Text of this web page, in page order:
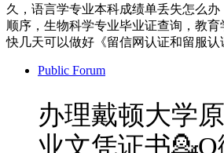
久，语言学专业本科成绩单丢失怎么办
顺序，生物科学专业毕业证查询，教
快几天可以做好《留信网认证和留服
Public Forum
办理戴顿大学
业文凭证书💁Q